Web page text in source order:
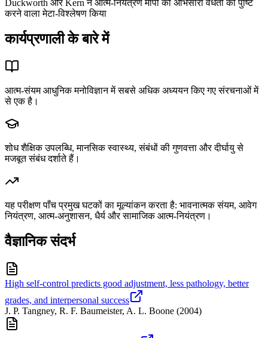
Duckworth और Kern ने आत्म-नियंत्रण मापों की अभिसारी वैधता की पुष्टि
करने वाला मेटा-विश्लेषण किया
कार्यप्रणाली के बारे में
आत्म-संयम आधुनिक मनोविज्ञान में सबसे अधिक अध्ययन किए गए संरचनाओं में
से एक है।
शोध शैक्षिक उपलब्धि, मानसिक स्वास्थ्य, संबंधों की गुणवत्ता और दीर्घायु से
मजबूत संबंध दर्शाते हैं।
यह परीक्षण पाँच प्रमुख घटकों का मूल्यांकन करता है: भावनात्मक संयम, आवेग
नियंत्रण, आत्म-अनुशासन, धैर्य और सामाजिक आत्म-नियंत्रण।
वैज्ञानिक संदर्भ
High self-control predicts good adjustment, less pathology, better
grades, and interpersonal success
J. P. Tangney, R. F. Baumeister, A. L. Boone (2004)